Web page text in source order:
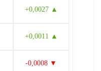
+0,0027 ▲
+0,0011 ▲
-0,0008 ▼